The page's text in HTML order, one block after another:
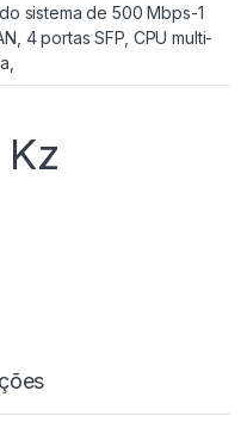
sistema de 500 Mbps-1
4 portas SFP, CPU multi-
Kz